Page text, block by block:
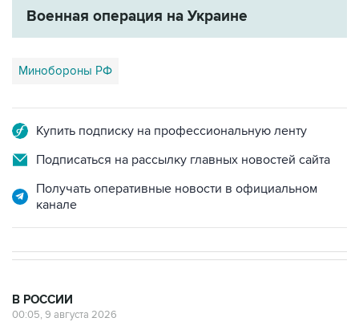
Военная операция на Украине
Минобороны РФ
Купить подписку на профессиональную ленту
Подписаться на рассылку главных новостей сайта
Получать оперативные новости в официальном
канале
В РОССИИ
00:05, 9 августа 2026